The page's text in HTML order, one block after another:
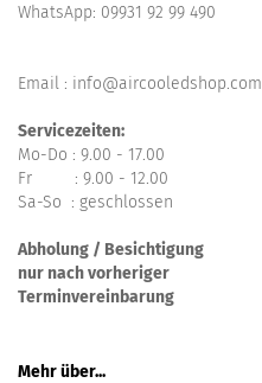
WhatsApp: 09931 92 99 490
Email : info@aircooledshop.com
Servicezeiten:
Mo-Do : 9.00 - 17.00
Fr : 9.00 - 12.00
Sa-So : geschlossen
Abholung / Besichtigung
nur nach vorheriger
Terminvereinbarung
Mehr über...